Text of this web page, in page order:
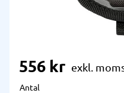
556 kr
Antal